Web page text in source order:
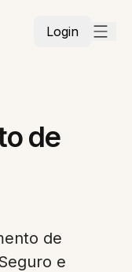
Login
de
de
e